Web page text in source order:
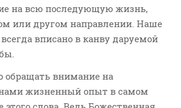
на всю последующую жизнь,
или другом направлении. Наше
вписано в канву даруемой
обращать внимание на
жизненный опыт в самом